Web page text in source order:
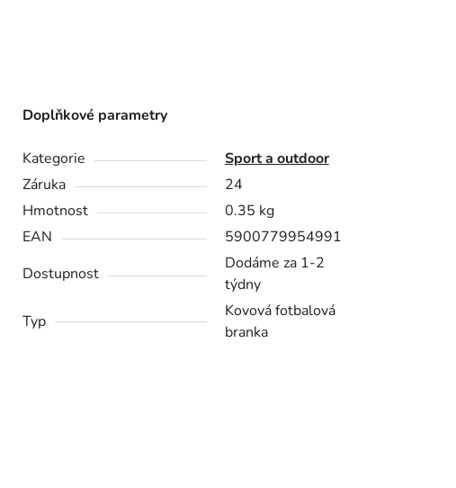
Doplňkové parametry
Kategorie
Sport a outdoor
Záruka
24
Hmotnost
0.35 kg
EAN
5900779954991
Dostupnost
Dodáme za 1-2
týdny
Typ
Kovová fotbalová
branka